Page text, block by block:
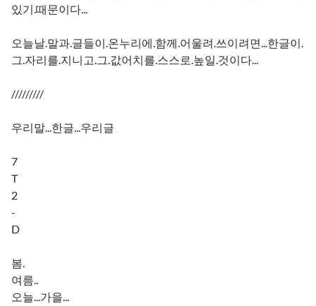
있기.때문이다...
오늘날.말과.글들이.온누리에.함께.어울려.쓰이려면...한글이.
그.자리를.지니고.그.값어치를.스스로.높일.것이다...
/////////
우리말...한글...우리글
7
T
2
-
D
봄.
여름..
오늘...가을...